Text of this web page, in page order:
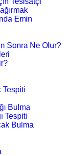
Emin
Sonra Ne Olur?
Tespiti
Bulma
Tespiti
Bulma